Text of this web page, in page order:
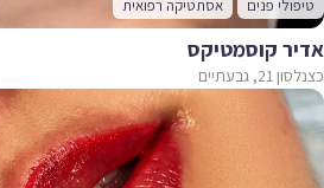
פנים אסתטיקה רפואית
קוסמטיקס